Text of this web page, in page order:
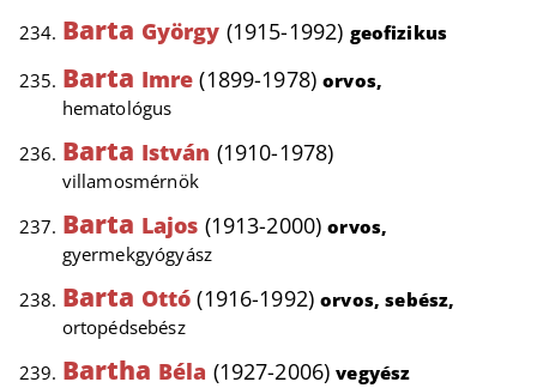
Barta György (1915-1992) geofizikus
Barta Imre(1899-1978)orvos,
hematológus
Barta István (1910-1978)
villamosmérnök
Barta Lajos (1913-2000)orvos,
gyermekgyógyász
Barta Ottó(1916-1992)orvos, sebész,
ortopédsebész
Bartha Béla (1927-2006)vegyész